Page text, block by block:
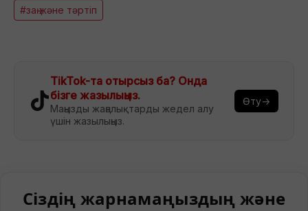
#заң және тәртіп
TikTok-та отырсыз ба? Онда
бізге жазылыңыз.
Маңызды жаңалықтарды жедел алу
үшін жазылыңыз.
Өту→
Сіздің жарнамаңыздың және